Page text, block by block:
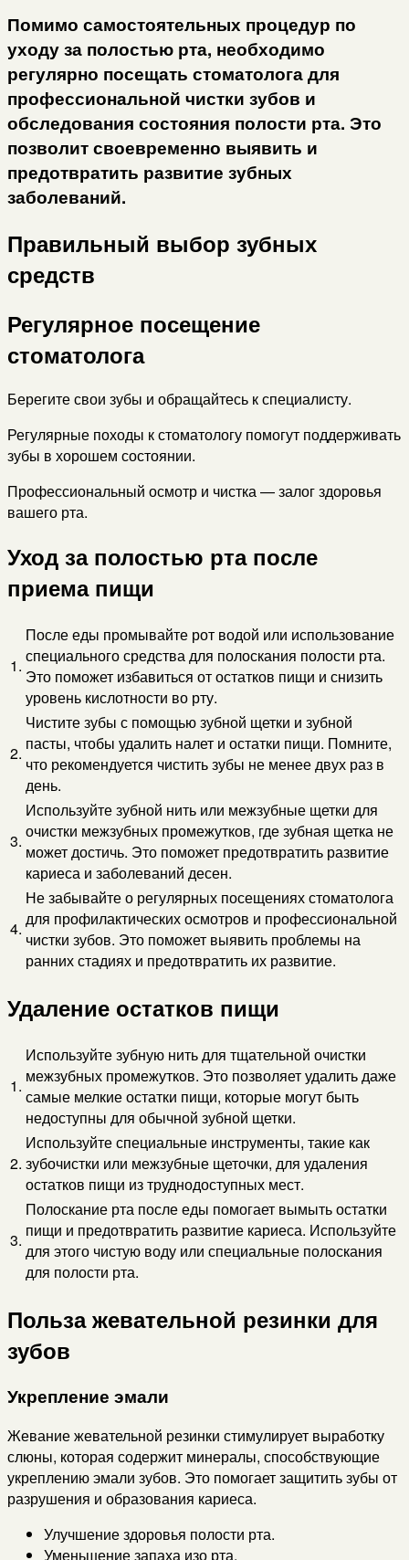
Помимо самостоятельных процедур по
уходу за полостью рта, необходимо
регулярно посещать стоматолога для
профессиональной чистки зубов и
обследования состояния полости рта. Это
позволит своевременно выявить и
предотвратить развитие зубных
заболеваний.
Правильный выбор зубных
средств
Регулярное посещение
стоматолога
Берегите свои зубы и обращайтесь к специалисту.
Регулярные походы к стоматологу помогут поддерживать
зубы в хорошем состоянии.
Профессиональный осмотр и чистка — залог здоровья
вашего рта.
Уход за полостью рта после
приема пищи
1.
После еды промывайте рот водой или использование
специального средства для полоскания полости рта.
Это поможет избавиться от остатков пищи и снизить
уровень кислотности во рту.
2.
Чистите зубы с помощью зубной щетки и зубной
пасты, чтобы удалить налет и остатки пищи. Помните,
что рекомендуется чистить зубы не менее двух раз в
день.
3.
Используйте зубной нить или межзубные щетки для
очистки межзубных промежутков, где зубная щетка не
может достичь. Это поможет предотвратить развитие
кариеса и заболеваний десен.
4.
Не забывайте о регулярных посещениях стоматолога
для профилактических осмотров и профессиональной
чистки зубов. Это поможет выявить проблемы на
ранних стадиях и предотвратить их развитие.
Удаление остатков пищи
1.
Используйте зубную нить для тщательной очистки
межзубных промежутков. Это позволяет удалить даже
самые мелкие остатки пищи, которые могут быть
недоступны для обычной зубной щетки.
2.
Используйте специальные инструменты, такие как
зубочистки или межзубные щеточки, для удаления
остатков пищи из труднодоступных мест.
3.
Полоскание рта после еды помогает вымыть остатки
пищи и предотвратить развитие кариеса. Используйте
для этого чистую воду или специальные полоскания
для полости рта.
Польза жевательной резинки для
зубов
Укрепление эмали
Жевание жевательной резинки стимулирует выработку
слюны, которая содержит минералы, способствующие
укреплению эмали зубов. Это помогает защитить зубы от
разрушения и образования кариеса.
Улучшение здоровья полости рта.
Уменьшение запаха изо рта.